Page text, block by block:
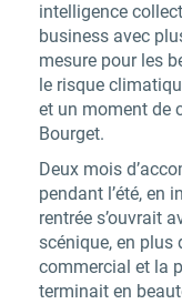
intelligence
business avec
mesure pour les
le risque
et un moment de
Bourget.
Deux mois
pendant l’été, en
rentrée s’ouvrait
scénique, en plus
commercial et la
terminait en